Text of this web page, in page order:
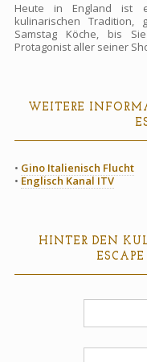
Heute in England ist
kulinarischen Tradition,
Samstag Köche, bis
Protagonist aller seiner
WEITERE
• Gino Italienisch Flucht
• Englisch Kanal ITV
HINTER DEN